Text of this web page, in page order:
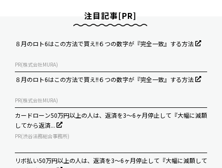
注目記事[PR]
８月のロト6はこの方法で買え!!６つの数字が『完全一致』する方法
PR(株式会社MURA)
８月のロト6はこの方法で買え!!６つの数字が『完全一致』する方法
PR(株式会社MURA)
カードローン50万円以上の人は、返済を3～6ヶ月停止して『大幅に減額
してから返済...
PR(渋谷法務総合事務所)
リボ払い50万円以上の人は、返済を3～6ヶ月停止して『大幅に減額して